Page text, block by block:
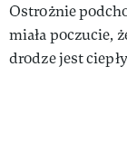
Ostrożnie
miała poczucie,
drodze jest